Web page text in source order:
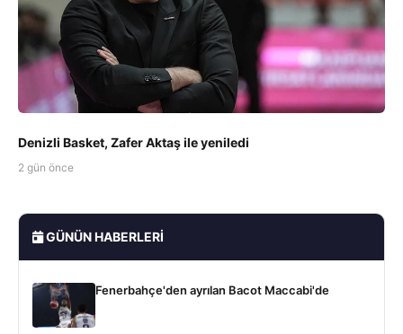
Denizli Basket, Zafer Aktaş ile yeniledi
2 gün önce
GÜNÜN HABERLERI
Fenerbahçe'den ayrılan Bacot Maccabi'de